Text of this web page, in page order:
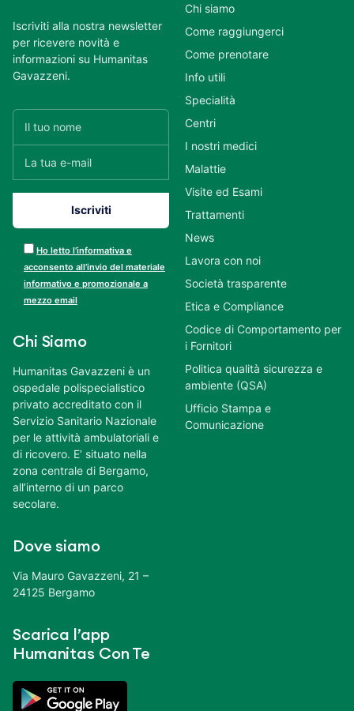
Iscriviti alla nostra newsletter
per ricevere novità e
informazioni su Humanitas
Gavazzeni.
Ho letto l’informativa e
acconsento all’invio del materiale
informativo e promozionale a
mezzo email
Chi Siamo
Humanitas Gavazzeni è un
ospedale polispecialistico
privato accreditato con il
Servizio Sanitario Nazionale
per le attività ambulatoriali e
di ricovero. E’ situato nella
zona centrale di Bergamo,
all’interno di un parco
secolare.
Dove siamo
Via Mauro Gavazzeni, 21 –
24125 Bergamo
Scarica l’app
Humanitas Con Te
Chi siamo
Come raggiungerci
Come prenotare
Info utili
Specialità
Centri
I nostri medici
Malattie
Visite ed Esami
Trattamenti
News
Lavora con noi
Società trasparente
Etica e Compliance
Codice di Comportamento per
i Fornitori
Politica qualità sicurezza e
ambiente (QSA)
Ufficio Stampa e
Comunicazione